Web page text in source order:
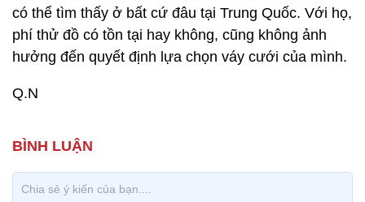
có thể tìm thấy ở bất cứ đâu tại Trung Quốc. Với họ,
phí thử đồ có tồn tại hay không, cũng không ảnh
hưởng đến quyết định lựa chọn váy cưới của mình.
Q.N